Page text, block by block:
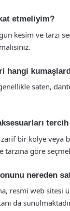
etmeliyim?
kesim ve tarzı
hangi
saten,
bir kolye veya
tarzına göre
nereden
resmi web sitesi
da